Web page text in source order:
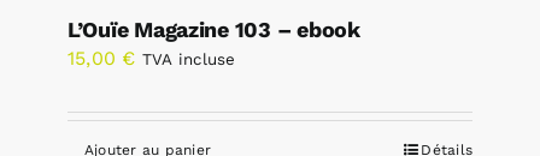
L’Ouïe Magazine 103 – ebook
15,00 € TVA incluse
Ajouter au panier Détails